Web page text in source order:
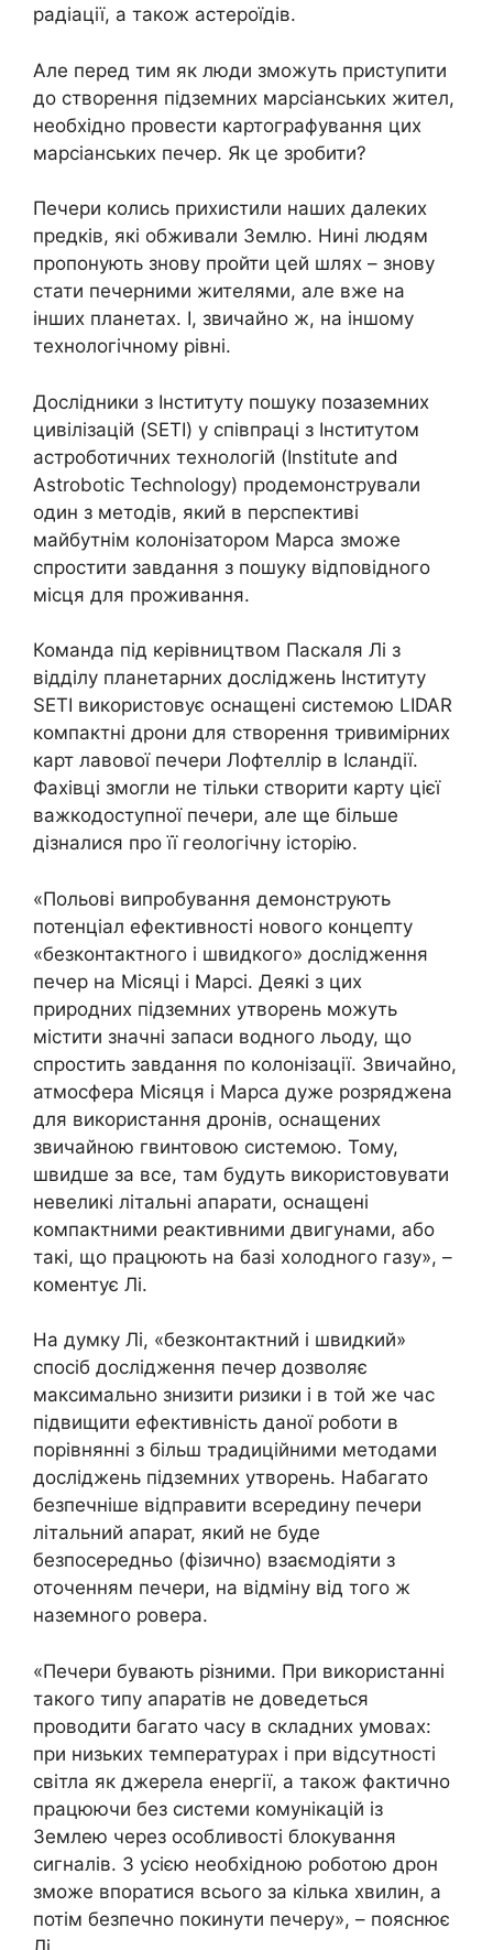
радіації, а також астероїдів.
Але перед тим як люди зможуть приступити
до створення підземних марсіанських жител,
необхідно провести картографування цих
марсіанських печер. Як це зробити?
Печери колись прихистили наших далеких
предків, які обживали Землю. Нині людям
пропонують знову пройти цей шлях – знову
стати печерними жителями, але вже на
інших планетах. І, звичайно ж, на іншому
технологічному рівні.
Дослідники з Інституту пошуку позаземних
цивілізацій (SETI) у співпраці з Інститутом
астроботичних технологій (Institute and
Astrobotic Technology) продемонстрували
один з методів, який в перспективі
майбутнім колонізатором Марса зможе
спростити завдання з пошуку відповідного
місця для проживання.
Команда під керівництвом Паскаля Лі з
відділу планетарних досліджень Інституту
SETI використовує оснащені системою LIDAR
компактні дрони для створення тривимірних
карт лавової печери Лофтеллір в Ісландії.
Фахівці змогли не тільки створити карту цієї
важкодоступної печери, але ще більше
дізналися про її геологічну історію.
«Польові випробування демонструють
потенціал ефективності нового концепту
«безконтактного і швидкого» дослідження
печер на Місяці і Марсі. Деякі з цих
природних підземних утворень можуть
містити значні запаси водного льоду, що
спростить завдання по колонізації. Звичайно,
атмосфера Місяця і Марса дуже розряджена
для використання дронів, оснащених
звичайною гвинтовою системою. Тому,
швидше за все, там будуть використовувати
невеликі літальні апарати, оснащені
компактними реактивними двигунами, або
такі, що працюють на базі холодного газу», –
коментує Лі.
На думку Лі, «безконтактний і швидкий»
спосіб дослідження печер дозволяє
максимально знизити ризики і в той же час
підвищити ефективність даної роботи в
порівнянні з більш традиційними методами
досліджень підземних утворень. Набагато
безпечніше відправити всередину печери
літальний апарат, який не буде
безпосередньо (фізично) взаємодіяти з
оточенням печери, на відміну від того ж
наземного ровера.
«Печери бувають різними. При використанні
такого типу апаратів не доведеться
проводити багато часу в складних умовах:
при низьких температурах і при відсутності
світла як джерела енергії, а також фактично
працюючи без системи комунікацій із
Землею через особливості блокування
сигналів. З усією необхідною роботою дрон
зможе впоратися всього за кілька хвилин, а
потім безпечно покинути печеру», – пояснює